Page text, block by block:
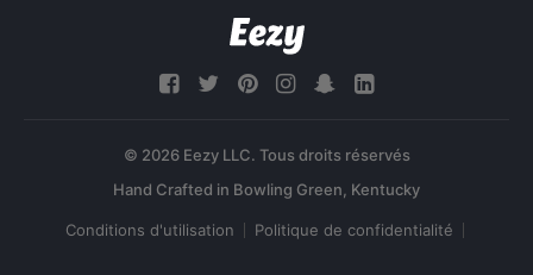
© 2026 Eezy LLC. Tous droits réservés
Conditions d'utilisation Politique de confidentialité